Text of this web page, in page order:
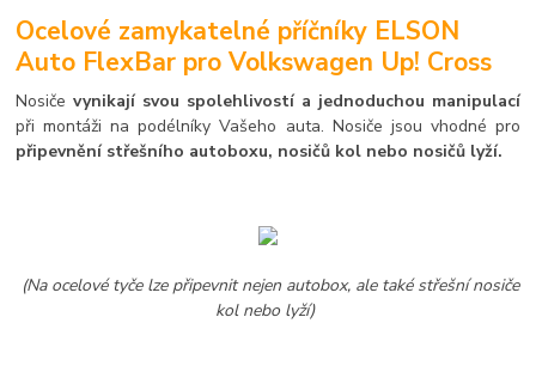
Ocelové zamykatelné příčníky ELSON
Auto FlexBar pro Volkswagen Up! Cross
Nosičevynikají svou spolehlivostí a jednoduchou manipulací
při montáži na podélníky Vašeho auta. Nosiče jsou vhodné pro
připevnění střešního autoboxu, nosičů kol nebo nosičů lyží.
(Na ocelové tyče lze připevnit nejen autobox, ale také střešní nosiče
kol nebo lyží)